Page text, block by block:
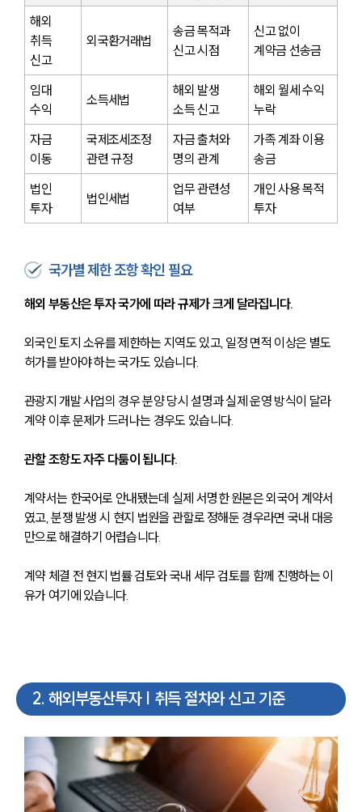
해외
취득
신고
외국환거래법
송금 목적과
신고 시점
신고 없이
계약금 선송금
임대
수익
소득세법
해외 발생
소득 신고
해외 월세 수익
누락
자금
이동
국제조세조정
관련 규정
자금 출처와
명의 관계
가족 계좌 이용
송금
법인
투자
법인세법
업무 관련성
여부
개인 사용 목적
투자
국가별 제한 조항 확인 필요
해외 부동산은 투자 국가에 따라 규제가 크게 달라집니다.
외국인 토지 소유를 제한하는 지역도 있고, 일정 면적 이상은 별도
허가를 받아야 하는 국가도 있습니다.
관광지 개발 사업의 경우 분양 당시 설명과 실제 운영 방식이 달라
계약 이후 문제가 드러나는 경우도 있습니다.
관할 조항도 자주 다툼이 됩니다.
계약서는 한국어로 안내됐는데 실제 서명한 원본은 외국어 계약서
였고, 분쟁 발생 시 현지 법원을 관할로 정해둔 경우라면 국내 대응
만으로 해결하기 어렵습니다.
계약 체결 전 현지 법률 검토와 국내 세무 검토를 함께 진행하는 이
유가 여기에 있습니다.
2. 해외부동산투자 | 취득 절차와 신고 기준